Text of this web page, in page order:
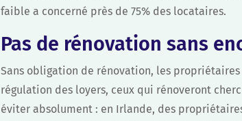
faible a concerné près de 75% des locataires.
Pas de rénovation sans
Sans obligation de rénovation, les
régulation des loyers, ceux qui rénoveront
éviter absolument : en Irlande, des